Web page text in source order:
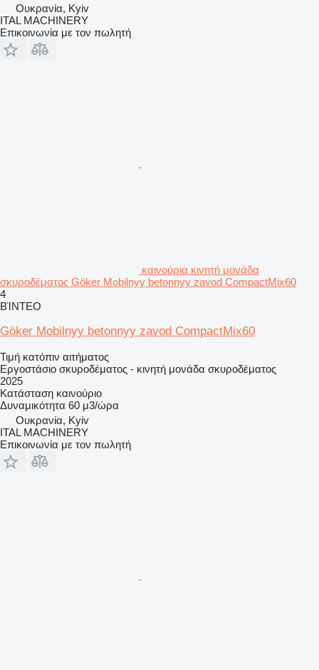
Ουκρανία, Kyiv
ITAL MACHINERY
Επικοινωνία με τον πωλητή
καινούρια κινητή μονάδα
σκυροδέματος Göker Mobilnyy betonnyy zavod CompactMix60
4
ΒΊΝΤΕΟ
Göker Mobilnyy betonnyy zavod CompactMix60
Τιμή κατόπιν αιτήματος
Εργοστάσιο σκυροδέματος - κινητή μονάδα σκυροδέματος
2025
Κατάσταση καινούριο
Δυναμικότητα 60 μ3/ώρα
Ουκρανία, Kyiv
ITAL MACHINERY
Επικοινωνία με τον πωλητή